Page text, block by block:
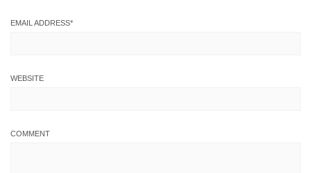
EMAIL ADDRESS*
WEBSITE
COMMENT